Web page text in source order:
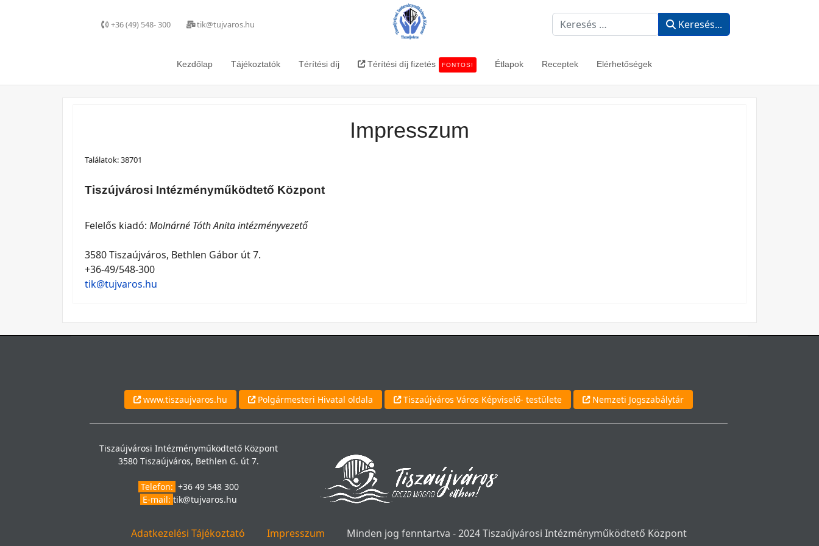
+36 (49) 548- 300 tik@tujvaros.hu Keresés... Keresés...
Kezdőlap Tájékoztatók Térítési díj Térítési díj fizetés FONTOS! Étlapok Receptek Elérhetőségek
Impresszum
Találatok: 38701
Tiszújvárosi Intézményműködtető Központ
Felelős kiadó: Molnárné Tóth Anita intézményvezető
3580 Tiszaújváros, Bethlen Gábor út 7.
+36-49/548-300
tik@tujvaros.hu
www.tiszaujvaros.hu Polgármesteri Hivatal oldala Tiszaújváros Város Képviselő- testülete Nemzeti Jogszabálytár
Tiszaújvárosi Intézményműködtető Központ
3580 Tiszaújváros, Bethlen G. út 7.
Telefon: +36 49 548 300
E-mail:tik@tujvaros.hu
Adatkezelési Tájékoztató Impresszum Minden jog fenntartva - 2024 Tiszaújvárosi Intézményműködtető Központ